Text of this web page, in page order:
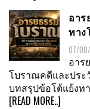
อา
ทาง
07/
อาร
โบราณคดีและประ
บทสรุปข้อโต้แย้งท
[READ MORE..]